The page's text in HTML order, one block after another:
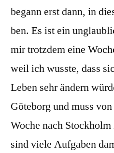
begann erst dann, in
ben. Es ist ein
mir trotzdem eine
weil ich wusste, dass
Leben sehr ändern
Göteborg und muss
Woche nach
sind viele Aufgaben